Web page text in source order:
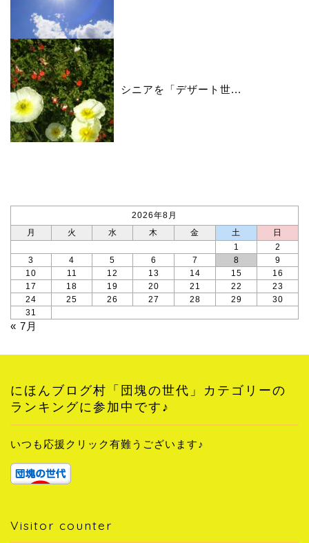
シニアを「デザート世...
2026年8月
月
火 水 木 金 土
日
1
2
3
4 5 6 7 8
9
10
11 12 13 14 15
16
17
18 19 20 21 22
23
24
25 26 27 28 29
30
31
« 7月
にほんブログ村「団塊の世代」カテゴリーの
ランキングに参加中です♪
いつも応援クリック有難うございます♪
Visitor counter